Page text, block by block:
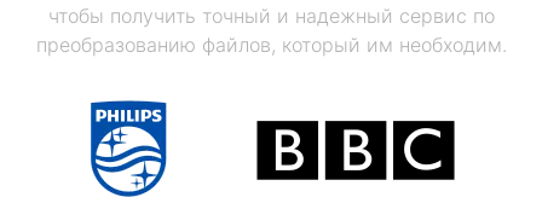
чтобы получить точный и надежный сервис по
преобразованию файлов, который им необходим.